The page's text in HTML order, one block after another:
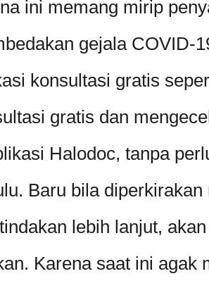
ini memang mirip
gejala COVID-
konsultasi gratis
gratis dan
Halodoc, tanpa
Baru bila
lebih lanjut,
Karena saat ini agak